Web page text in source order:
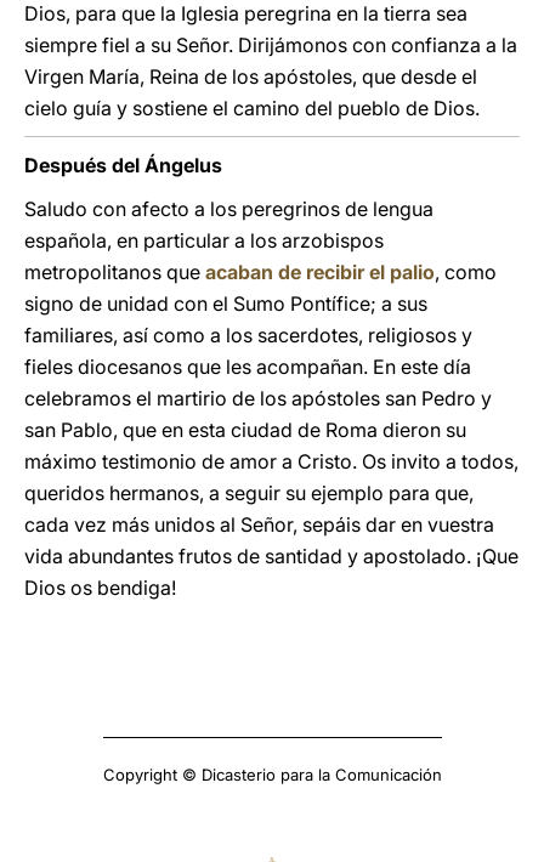
Dios, para que la Iglesia peregrina en la tierra sea
siempre fiel a su Señor. Dirijámonos con confianza a la
Virgen María, Reina de los apóstoles, que desde el
cielo guía y sostiene el camino del pueblo de Dios.
Después del Ángelus
Saludo con afecto a los peregrinos de lengua
española, en particular a los arzobispos
metropolitanos que acaban de recibir el palio, como
signo de unidad con el Sumo Pontífice; a sus
familiares, así como a los sacerdotes, religiosos y
fieles diocesanos que les acompañan. En este día
celebramos el martirio de los apóstoles san Pedro y
san Pablo, que en esta ciudad de Roma dieron su
máximo testimonio de amor a Cristo. Os invito a todos,
queridos hermanos, a seguir su ejemplo para que,
cada vez más unidos al Señor, sepáis dar en vuestra
vida abundantes frutos de santidad y apostolado. ¡Que
Dios os bendiga!
Copyright © Dicasterio para la Comunicación